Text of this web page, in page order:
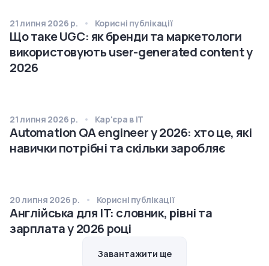
21 липня 2026 р. Корисні публікації
Що таке UGC: як бренди та маркетологи
використовують user-generated content у
2026
21 липня 2026 р. Кар'єра в IT
Automation QA engineer у 2026: хто це, які
навички потрібні та скільки заробляє
20 липня 2026 р. Корисні публікації
Англійська для IT: словник, рівні та
зарплата у 2026 році
Завантажити ще